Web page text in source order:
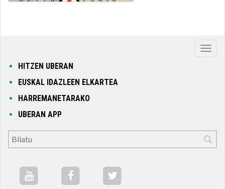
HITZEN UBERAN
EUSKAL IDAZLEEN ELKARTEA
HARREMANETARAKO
UBERAN APP